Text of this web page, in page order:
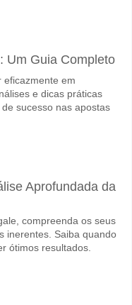
no jogo Thor
a percentagem de 69%.
para Thor
Correto de 2-2 que tem a
Um Guia Completo
eficazmente em
e dicas práticas
sucesso nas apostas
Aprofundada da
compreenda os seus
inerentes. Saiba quando
ótimos resultados.